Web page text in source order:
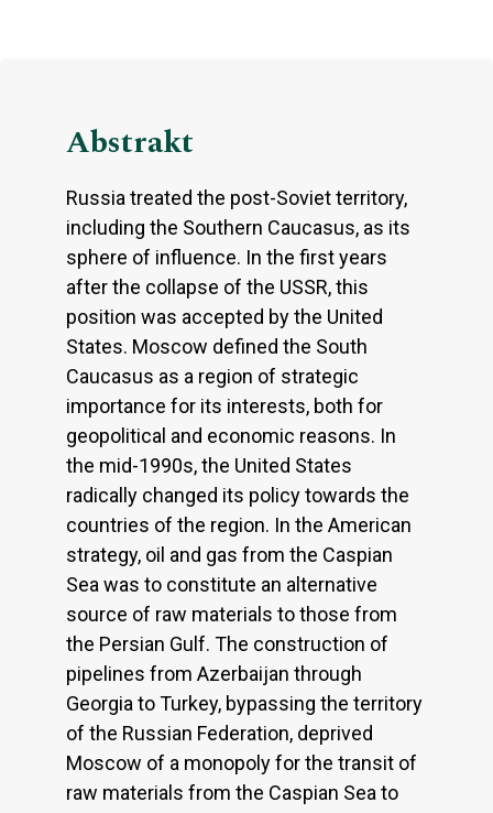
Abstrakt
Russia treated the post-Soviet territory,
including the Southern Caucasus, as its
sphere of influence. In the first years
after the collapse of the USSR, this
position was accepted by the United
States. Moscow defined the South
Caucasus as a region of strategic
importance for its interests, both for
geopolitical and economic reasons. In
the mid-1990s, the United States
radically changed its policy towards the
countries of the region. In the American
strategy, oil and gas from the Caspian
Sea was to constitute an alternative
source of raw materials to those from
the Persian Gulf. The construction of
pipelines from Azerbaijan through
Georgia to Turkey, bypassing the territory
of the Russian Federation, deprived
Moscow of a monopoly for the transit of
raw materials from the Caspian Sea to